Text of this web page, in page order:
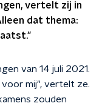
vertelt zij in
dat thema:
van 14 juli 2021.
mij", vertelt ze.
zouden